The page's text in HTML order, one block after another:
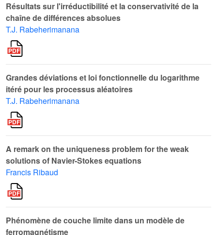
Résultats sur l'irréductibilité et la conservativité de la
chaîne de différences absolues
T.J. Rabeherimanana
Grandes déviations et loi fonctionnelle du logarithme
itéré pour les processus aléatoires
T.J. Rabeherimanana
A remark on the uniqueness problem for the weak
solutions of Navier-Stokes equations
Francis Ribaud
Phénomène de couche limite dans un modèle de
ferromagnétisme